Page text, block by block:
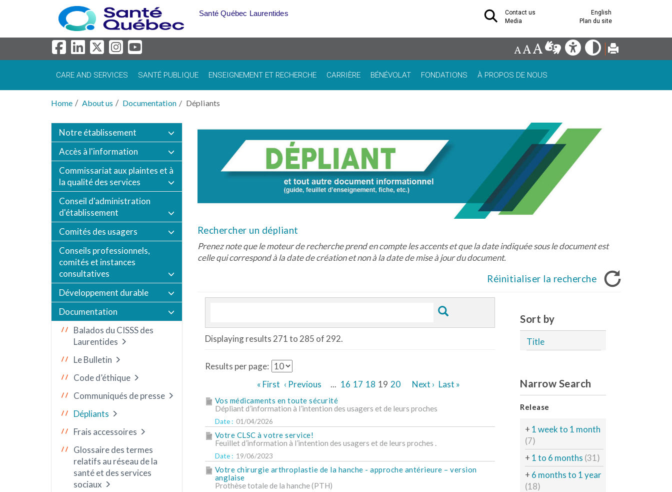
Skip to main content
Contact us
English
Media
Plan du site
Santé Québec Laurentides
CARE AND SERVICES SANTÉ PUBLIQUE ENSEIGNEMENT ET RECHERCHE CARRIÈRE BÉNÉVOLAT FONDATIONS À PROPOS DE NOUS
Home About us Documentation Dépliants
Notre établissement
Accès à l'information
Commissariat aux plaintes et à
la qualité des services
Conseil d'administration
d'établissement
Comités des usagers
Conseils professionnels,
comités et instances
consultatives
Développement durable
Documentation
Balados du CISSS des
Laurentides
Le Bulletin
Code d’éthique
Communiqués de presse
Dépliants
Frais accessoires
Glossaire des termes
relatifs au réseau de la
santé et des services
sociaux
Rechercher un dépliant
Prenez note que le moteur de recherche prend en compte les accents et que la date indiquée sous le document est
celle qui correspond à la date de création et non à la date de mise à jour du document.
Réinitialiser la recherche
Displaying results 271 to 285 of 292.
Results per page:
« First ‹ Previous ... 16 17 18 19 20 Next › Last »
Vos médicaments en toute sécurité
Dépliant d’information à l’intention des usagers et de leurs proches
Date : 01/04/2026
Votre CLSC à votre service!
Feuillet d’information à l’intention des usagers et de leurs proches .
Date : 19/06/2023
Votre chirurgie arthroplastie de la hanche - approche antérieure – version
anglaise
Prothèse totale de la hanche (PTH)
Sort by
Title
Narrow Search
Release
+ 1 week to 1 month
(7)
+ 1 to 6 months (31)
+ 6 months to 1 year
(18)